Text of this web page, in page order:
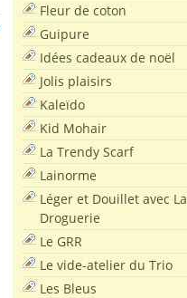
Fleur de coton
Guipure
Idées cadeaux de noël
Jolis plaisirs
Kaleïdo
Kid Mohair
La Trendy Scarf
Lainorme
Léger et Douillet avec La
Droguerie
Le GRR
Le vide-atelier du Trio
Les Bleus